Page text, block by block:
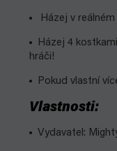
Házej v
Házej 4
hráči!
Pokud vlastní
Vlastnosti:
Vydavatel: